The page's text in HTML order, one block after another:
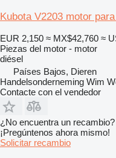
Kubota V2203 motor
EUR 2,150 ≈ MX$42,760 ≈
Piezas del motor - motor
diésel
Países Bajos, Dieren
Handelsonderneming Wim
Contacte con el vendedor
¿No encuentra un recambio?
¡Pregúntenos ahora mismo!
Solicitar recambio